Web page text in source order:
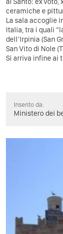
ceramiche e
La sala accoglie
Italia, tra i quali
dell’Irpinia (San
San Vito di Nole
Si arriva infine ai
Inserito da:
Ministero dei